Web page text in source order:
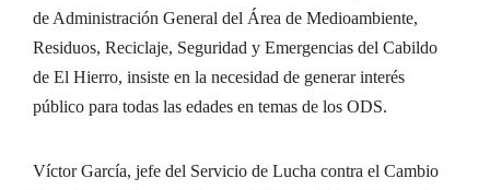
de Administración General del Área de Medioambiente,
Residuos, Reciclaje, Seguridad y Emergencias del Cabildo
de El Hierro, insiste en la necesidad de generar interés
público para todas las edades en temas de los ODS.
Víctor García, jefe del Servicio de Lucha contra el Cambio